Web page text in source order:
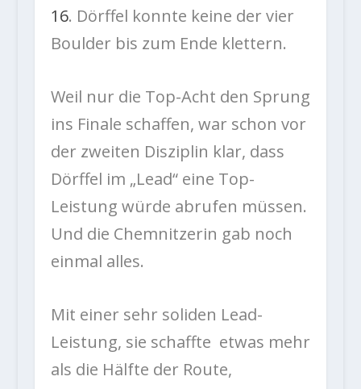
16. Dörffel konnte keine der vier
Boulder bis zum Ende klettern.
Weil nur die Top-Acht den Sprung
ins Finale schaffen, war schon vor
der zweiten Disziplin klar, dass
Dörffel im „Lead“ eine Top-
Leistung würde abrufen müssen.
Und die Chemnitzerin gab noch
einmal alles.
Mit einer sehr soliden Lead-
Leistung, sie schaffte etwas mehr
als die Hälfte der Route,